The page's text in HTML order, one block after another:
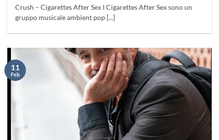
Crush – Cigarettes After Sex I Cigarettes After Sex sono un
gruppo musicale ambient pop [...]
11
Feb